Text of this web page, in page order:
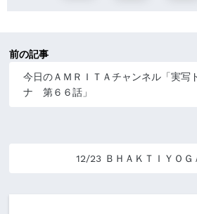
前の記事
今日のＡＭＲＩＴＡチャンネル「実写
ナ 第６６話」
12/23 ＢＨＡＫＴＩＹＯ